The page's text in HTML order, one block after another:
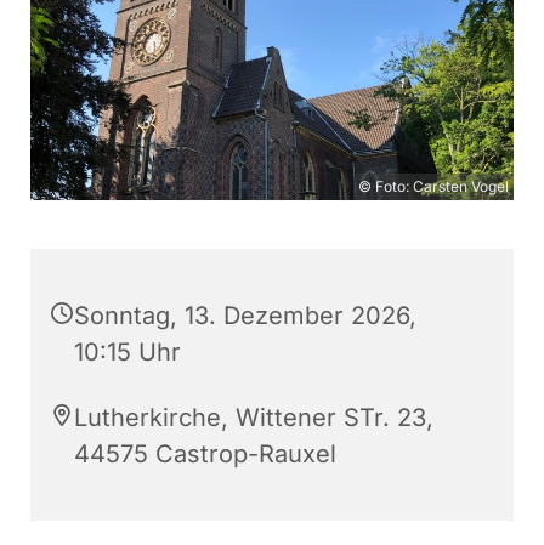
© Foto: Carsten Vogel
Sonntag, 13. Dezember 2026,
10:15 Uhr
Lutherkirche, Wittener STr. 23,
44575 Castrop-Rauxel